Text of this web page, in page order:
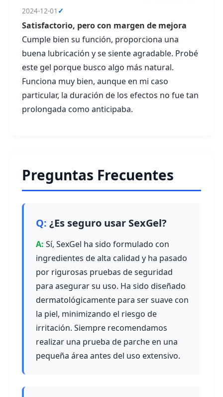
2024-12-01 ✓
Satisfactorio, pero con margen de mejora
Cumple bien su función, proporciona una
buena lubricación y se siente agradable. Probé
este gel porque busco algo más natural.
Funciona muy bien, aunque en mi caso
particular, la duración de los efectos no fue tan
prolongada como anticipaba.
Preguntas Frecuentes
¿Es seguro usar SexGel?
Sí, SexGel ha sido formulado con
ingredientes de alta calidad y ha pasado
por rigurosas pruebas de seguridad
para asegurar su uso. Ha sido diseñado
dermatológicamente para ser suave con
la piel, minimizando el riesgo de
irritación. Siempre recomendamos
realizar una prueba de parche en una
pequeña área antes del uso extensivo.